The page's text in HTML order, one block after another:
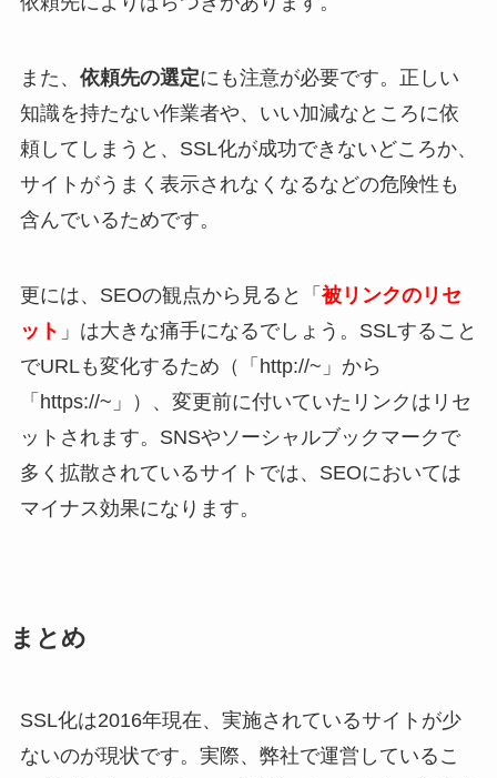
また、 依頼先の選定にも注意が必要です。正しい
知識を持たない作業者や、いい加減なところに依
頼してしまうと、SSL化が成功できないどころか、
サイトがうまく表示されなくなるなどの危険性も
含んでいるためです。
更には、SEOの観点から見ると「 被リンクのリセ
ット 」は大きな痛手になるでしょう。SSLすること
でURLも変化するため（「http://~」から
「https://~」）、変更前に付いていたリンクはリセ
ットされます。SNSやソーシャルブックマークで
多く拡散されているサイトでは、SEOにおいては
マイナス効果になります。
まとめ
SSL化は2016年現在、実施されているサイトが少
ないのが現状です。実際、弊社で運営しているこ